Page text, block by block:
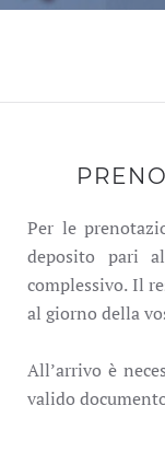
Per le
deposito pari
complessivo. Il
al giorno della
All’arrivo è
valido